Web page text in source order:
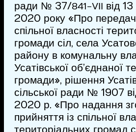
ради № 37/841-VІІ від
2020 року «Про
спільної власності
громади сіл, села
району в комунальну
Усатівської об’єднаної
громади», рішення
сільської ради № 1907
2020 р. «Про надання
прийняття із спільної